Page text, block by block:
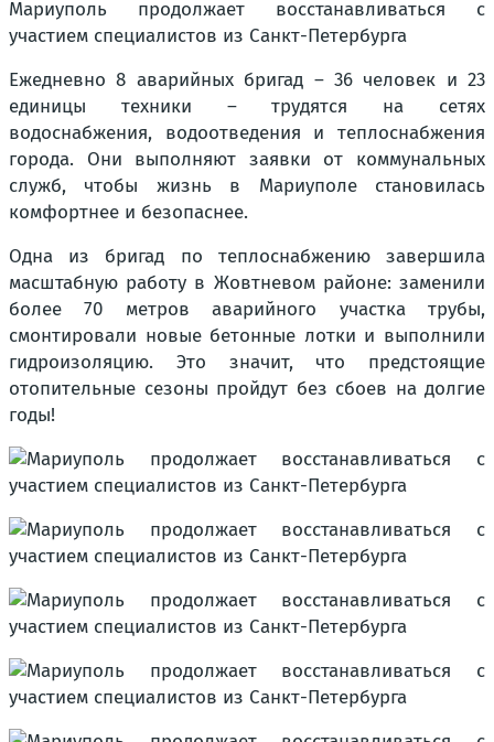
Мариуполь продолжает восстанавливаться с
участием специалистов из Санкт-Петербурга
Ежедневно 8 аварийных бригад – 36 человек и 23
единицы техники – трудятся на сетях
водоснабжения, водоотведения и теплоснабжения
города. Они выполняют заявки от коммунальных
служб, чтобы жизнь в Мариуполе становилась
комфортнее и безопаснее.
Одна из бригад по теплоснабжению завершила
масштабную работу в Жовтневом районе: заменили
более 70 метров аварийного участка трубы,
смонтировали новые бетонные лотки и выполнили
гидроизоляцию. Это значит, что предстоящие
отопительные сезоны пройдут без сбоев на долгие
годы!